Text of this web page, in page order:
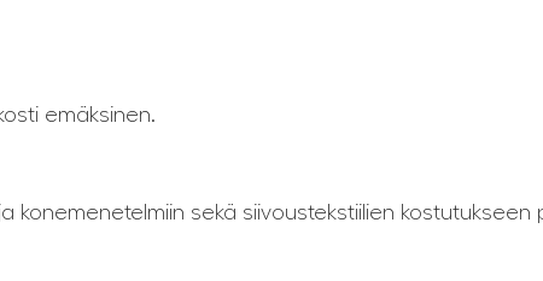
emäksinen.
konemenetelmiin sekä siivoustekstiilien kostutukseen